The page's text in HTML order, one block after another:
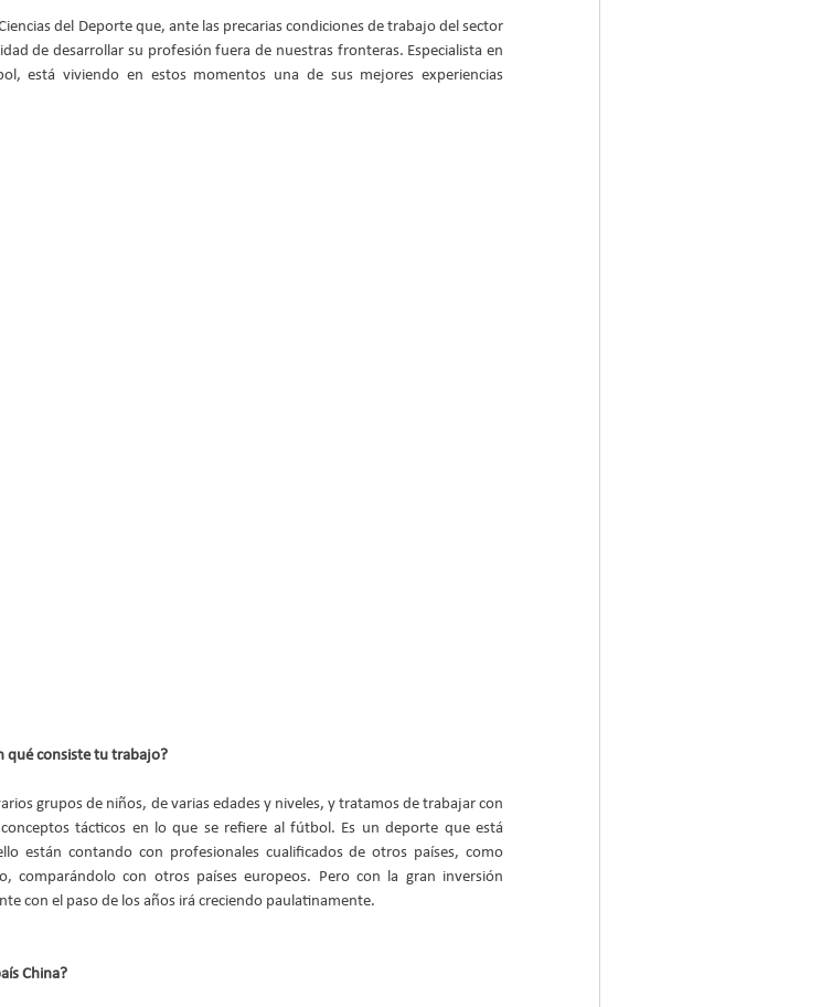
del Deporte que, ante las precarias condiciones de trabajo del sector
de desarrollar su profesión fuera de nuestras fronteras. Especialista en
está viviendo en estos momentos una de sus mejores experiencias
qué consiste tu trabajo?
grupos de niños, de varias edades y niveles, y tratamos de trabajar con
tácticos en lo que se refiere al fútbol. Es un deporte que está
están contando con profesionales cualificados de otros países, como
comparándolo con otros países europeos. Pero con la gran inversión
con el paso de los años irá creciendo paulatinamente.
China?